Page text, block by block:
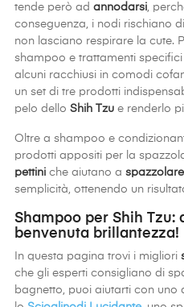
tende però ad annodarsi ,
conseguenza, i nodi rischiano
non lasciano respirare la cute.
shampoo e trattamenti specifici
alcuni racchiusi in comodi
un set di tre prodotti
pelo dello Shih Tzu e renderlo
Oltre a shampoo e
prodotti appositi per la
pettini che aiutano a
semplicità, ottenendo un
Shampoo per Shih Tzu:
benvenuta brillantezza!
In questa pagina trovi i migliori
che gli esperti consigliano di
bagnetto, puoi aiutarti con uno